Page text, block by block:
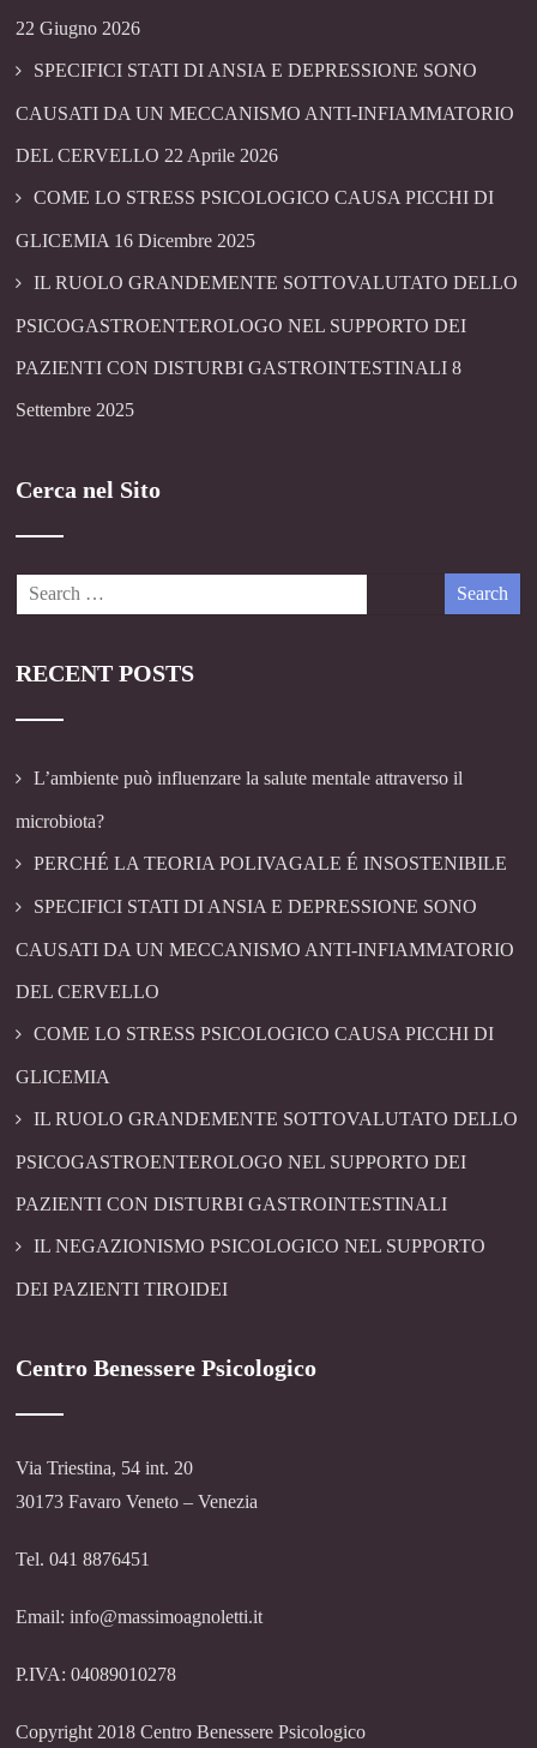
22 Giugno 2026
SPECIFICI STATI DI ANSIA E DEPRESSIONE SONO
CAUSATI DA UN MECCANISMO ANTI-INFIAMMATORIO
DEL CERVELLO 22 Aprile 2026
COME LO STRESS PSICOLOGICO CAUSA PICCHI DI
GLICEMIA 16 Dicembre 2025
IL RUOLO GRANDEMENTE SOTTOVALUTATO DELLO
PSICOGASTROENTEROLOGO NEL SUPPORTO DEI
PAZIENTI CON DISTURBI GASTROINTESTINALI 8
Settembre 2025
Cerca nel Sito
RECENT POSTS
L’ambiente può influenzare la salute mentale attraverso il
microbiota?
PERCHÉ LA TEORIA POLIVAGALE É INSOSTENIBILE
SPECIFICI STATI DI ANSIA E DEPRESSIONE SONO
CAUSATI DA UN MECCANISMO ANTI-INFIAMMATORIO
DEL CERVELLO
COME LO STRESS PSICOLOGICO CAUSA PICCHI DI
GLICEMIA
IL RUOLO GRANDEMENTE SOTTOVALUTATO DELLO
PSICOGASTROENTEROLOGO NEL SUPPORTO DEI
PAZIENTI CON DISTURBI GASTROINTESTINALI
IL NEGAZIONISMO PSICOLOGICO NEL SUPPORTO
DEI PAZIENTI TIROIDEI
Centro Benessere Psicologico
Via Triestina, 54 int. 20
30173 Favaro Veneto – Venezia
Tel. 041 8876451
Email: info@massimoagnoletti.it
P.IVA: 04089010278
Copyright 2018 Centro Benessere Psicologico